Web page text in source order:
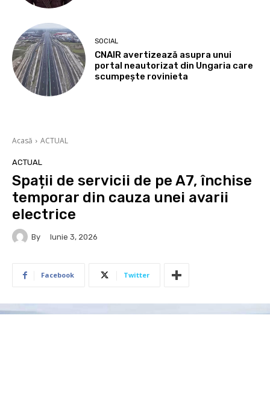
SOCIAL
CNAIR avertizează asupra unui
portal neautorizat din Ungaria care
scumpește rovinieta